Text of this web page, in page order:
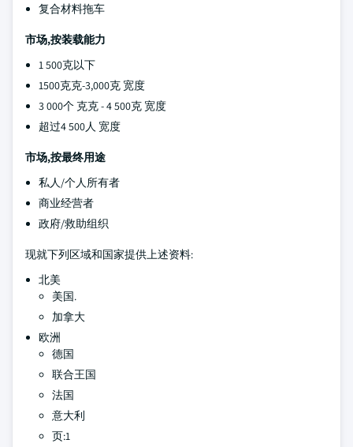
复合材料拖车
市场,按装载能力
1 500克以下
1500克克-3,000克 宽度
3 000个 克克 - 4 500克 宽度
超过4 500人 宽度
市场,按最终用途
私人/个人所有者
商业经营者
政府/救助组织
现就下列区域和国家提供上述资料:
北美
美国.
加拿大
欧洲
德国
联合王国
法国
意大利
页:1